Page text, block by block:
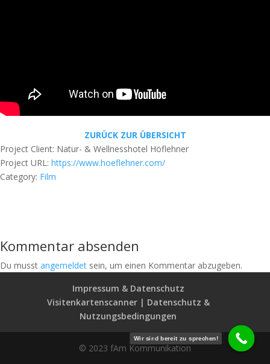
ZURÜCK ZUR ÜBERSICHT
Project Client: Natur- & Wellnesshotel Höflehner
Project URL: https://www.hoeflehner.com/
Category: Film
Kommentar absenden
Du musst angemeldet sein, um einen Kommentar abzugeben.
Impressum & Datenschutz
Visitenkartenscanner | Datenschutz &
Nutzungsbedingungen
© 2023 fAm Kommunikation
Wir sind bereit zu sprechen!